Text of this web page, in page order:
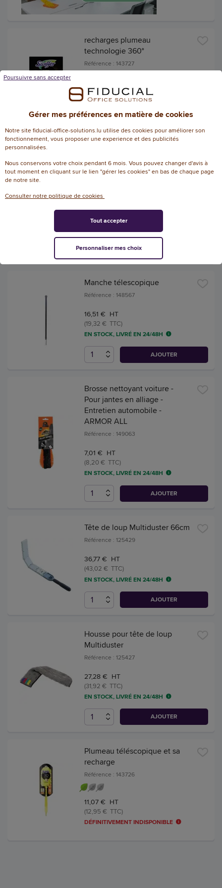
recharges plumeau
technologie 360°
Référence : 143727
(12,82 € TTC)
EN STOCK, LIVRÉ EN 24/48H
et parquet
7,01 € HT
(8,20 € TTC)
EN STOCK, LIVRÉ EN 24/48H
Manche télescopique
Référence : 148567
16,51 € HT
(19,32 € TTC)
EN STOCK, LIVRÉ EN 24/48H
AJOUTER
Brosse nettoyant voiture -
Pour jantes en alliage -
Entretien automobile -
ARMOR ALL
Référence : 149063
7,01 € HT
(8,20 € TTC)
EN STOCK, LIVRÉ EN 24/48H
AJOUTER
Tête de loup Multiduster 66cm
Référence : 125429
36,77 € HT
(43,02 € TTC)
EN STOCK, LIVRÉ EN 24/48H
AJOUTER
Housse pour tête de loup
Multiduster
Référence : 125427
27,28 € HT
(31,92 € TTC)
EN STOCK, LIVRÉ EN 24/48H
AJOUTER
Plumeau téléscopique et sa
recharge
Référence : 143726
11,07 € HT
(12,95 € TTC)
DÉFINITIVEMENT INDISPONIBLE
Gérer mes préférences en matière de cookies
Notre site fiducial-office-solutions.lu utilise des cookies pour améliorer son
fonctionnement, vous proposer une experience et des publicités
personnalisées.
Nous conservons votre choix pendant 6 mois. Vous pouvez changer d'avis à
tout moment en cliquant sur le lien "gérer les cookies" en bas de chaque page
de notre site.
Consulter notre politique de cookies
Poursuivre sans accepter
Personnaliser mes choix
Tout accepter